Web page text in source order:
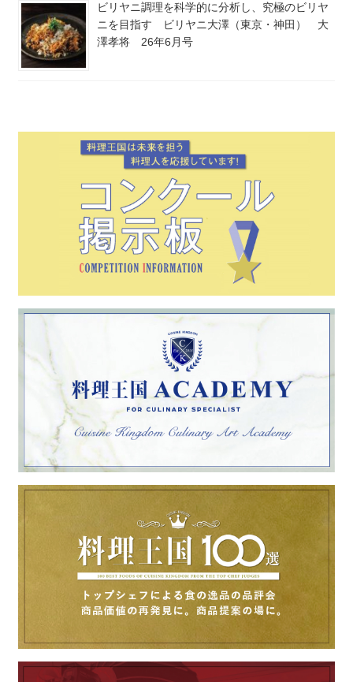
ビリヤニ調理を科学的に分析し、究極のビリヤ
ニを目指す ビリヤニ大澤（東京・神田） 大
澤孝将 26年6月号